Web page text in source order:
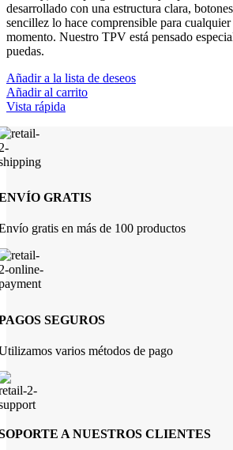
desarrollado con una estructura clara,
sencillez lo hace comprensible para
momento. Nuestro TPV está pensado
puedas.
Añadir a la lista de deseos
Añadir al carrito
Vista rápida
GRATIS
gratis en más de 100 productos
SEGUROS
varios métodos de pago
A NUESTROS CLIENTES